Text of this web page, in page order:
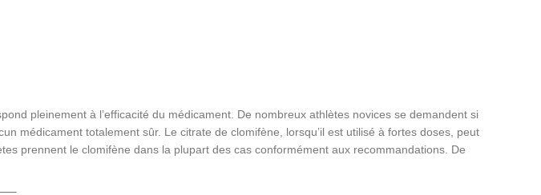
pleinement à l’efficacité du médicament. De nombreux athlètes novices se demandent si
médicament totalement sûr. Le citrate de clomifène, lorsqu’il est utilisé à fortes doses, peut
prennent le clomifène dans la plupart des cas conformément aux recommandations. De